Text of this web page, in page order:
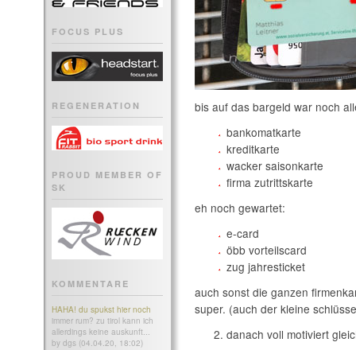
FOCUS PLUS
REGENERATION
PROUD MEMBER OF
SK
KOMMENTARE
HAHA! du spukst hier noch
immer rum? zu tirol kann ich
allerdings keine auskunft...
by dgs (04.04.20, 18:02)
bis auf das bargeld war noch
bankomatkarte
kreditkarte
wacker saisonkarte
firma zutrittskarte
eh noch gewartet:
e-card
öbb vorteilscard
zug jahresticket
auch sonst die ganzen
super. (auch der kleine
danach voll motiviert